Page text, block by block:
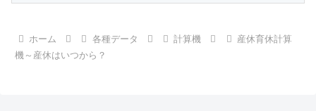
ホーム 各種データ 計算機
産休育休計算
機～産休はいつから？